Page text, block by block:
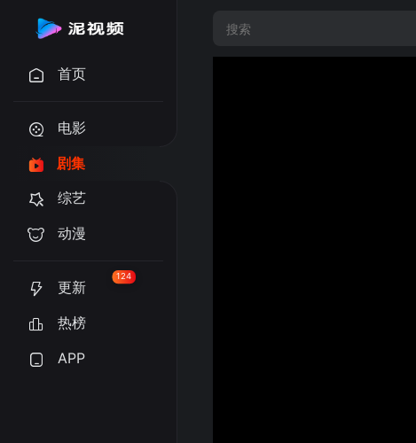
首页
电影
剧集
综艺
动漫
更新
124
热榜
APP